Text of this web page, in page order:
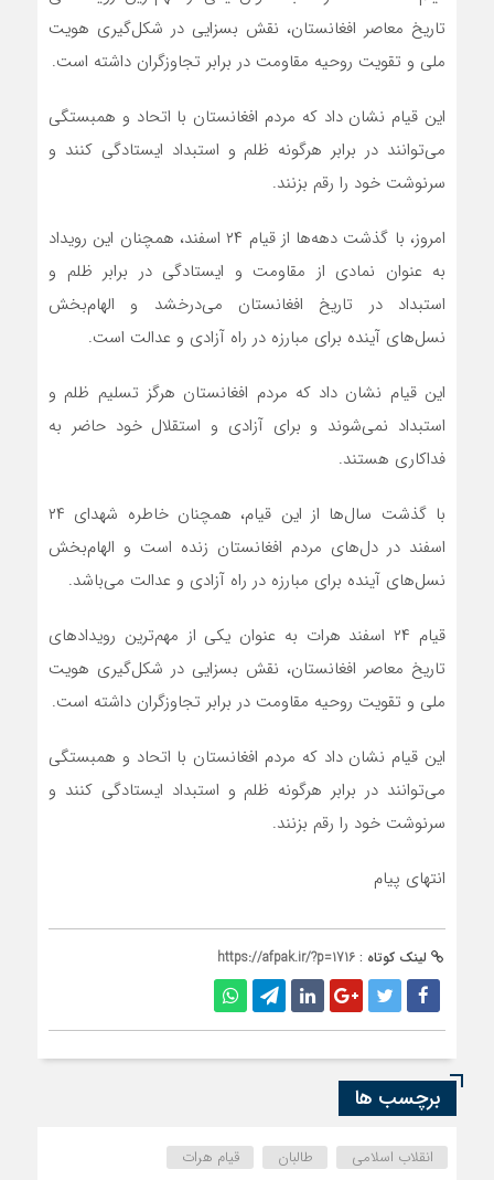
تاریخ معاصر افغانستان، نقش بسزایی در شکل‌گیری هویت
ملی و تقویت روحیه مقاومت در برابر تجاوزگران داشته است.
این قیام نشان داد که مردم افغانستان با اتحاد و همبستگی
می‌توانند در برابر هرگونه ظلم و استبداد ایستادگی کنند و
سرنوشت خود را رقم بزنند.
امروز، با گذشت دهه‌ها از قیام ۲۴ اسفند، همچنان این رویداد
به عنوان نمادی از مقاومت و ایستادگی در برابر ظلم و
استبداد در تاریخ افغانستان می‌درخشد و الهام‌بخش
نسل‌های آینده برای مبارزه در راه آزادی و عدالت است.
این قیام نشان داد که مردم افغانستان هرگز تسلیم ظلم و
استبداد نمی‌شوند و برای آزادی و استقلال خود حاضر به
فداکاری هستند.
با گذشت سال‌ها از این قیام، همچنان خاطره شهدای ۲۴
اسفند در دل‌های مردم افغانستان زنده است و الهام‌بخش
نسل‌های آینده برای مبارزه در راه آزادی و عدالت می‌باشد.
قیام ۲۴ اسفند هرات به عنوان یکی از مهم‌ترین رویدادهای
تاریخ معاصر افغانستان، نقش بسزایی در شکل‌گیری هویت
ملی و تقویت روحیه مقاومت در برابر تجاوزگران داشته است.
این قیام نشان داد که مردم افغانستان با اتحاد و همبستگی
می‌توانند در برابر هرگونه ظلم و استبداد ایستادگی کنند و
سرنوشت خود را رقم بزنند.
انتهای پیام
لینک کوتاه : https://afpak.ir/?p=1716
برچسب ها
انقلاب اسلامی طالبان قیام هرات